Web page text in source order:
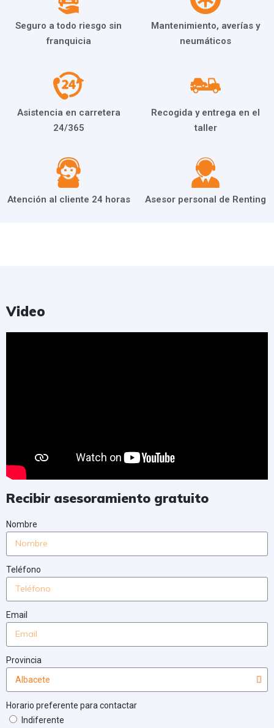
Seguro a todo riesgo sin
franquicia
Mantenimiento, averías y
neumáticos
Asistencia en carretera
24/365
Recogida y entrega en el
taller
Atención al cliente 24 horas Asesor personal de Renting
Video
Recibir asesoramiento gratuito
Nombre
Teléfono
Email
Provincia
Horario preferente para contactar
Indiferente